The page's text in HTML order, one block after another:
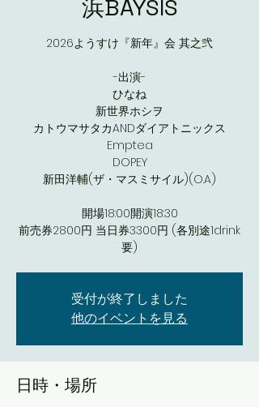
浜BAYSIS
2026ようすけ『新年』会 其之弐
-出演-
ひなね
新世界ホシヲ
カトウマサタカANDダイアトニックス
Emptea
DOPEY
新田洋輔(ザ・マスミサイル)(O.A)
開場18:00開演18:30
前売券2800円 当日券3300円 (各別途1drink
要)
受付が終了しました
他のイベントを見る
日時・場所